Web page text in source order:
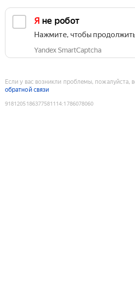
Я не робот
Нажмите, чтобы
Yandex SmartCaptcha
Если у вас возникли проблемы, пожалуйста,
обратной связи
9181205186377581114:1786078060